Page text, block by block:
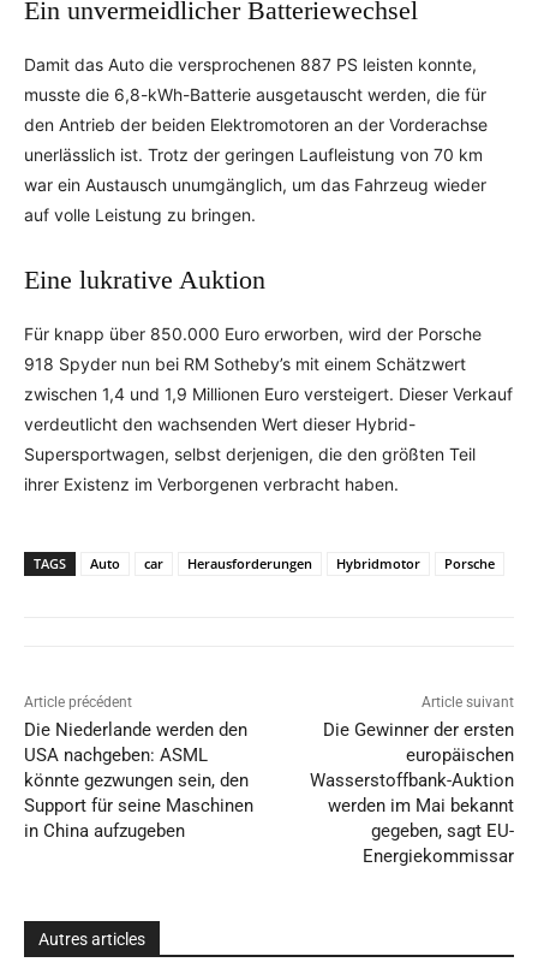
Ein unvermeidlicher Batteriewechsel
Damit das Auto die versprochenen 887 PS leisten konnte,
musste die 6,8-kWh-Batterie ausgetauscht werden, die für
den Antrieb der beiden Elektromotoren an der Vorderachse
unerlässlich ist. Trotz der geringen Laufleistung von 70 km
war ein Austausch unumgänglich, um das Fahrzeug wieder
auf volle Leistung zu bringen.
Eine lukrative Auktion
Für knapp über 850.000 Euro erworben, wird der Porsche
918 Spyder nun bei RM Sotheby’s mit einem Schätzwert
zwischen 1,4 und 1,9 Millionen Euro versteigert. Dieser Verkauf
verdeutlicht den wachsenden Wert dieser Hybrid-
Supersportwagen, selbst derjenigen, die den größten Teil
ihrer Existenz im Verborgenen verbracht haben.
TAGS Auto car Herausforderungen Hybridmotor Porsche
Article précédent
Die Niederlande werden den
USA nachgeben: ASML
könnte gezwungen sein, den
Support für seine Maschinen
in China aufzugeben
Article suivant
Die Gewinner der ersten
europäischen
Wasserstoffbank-Auktion
werden im Mai bekannt
gegeben, sagt EU-
Energiekommissar
Autres articles